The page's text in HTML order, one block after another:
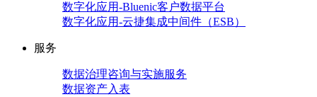
数字化应用-Bluenic客户数据平台
数字化应用-云捷集成中间件（ESB）
服务
数据治理咨询与实施服务
数据资产入表